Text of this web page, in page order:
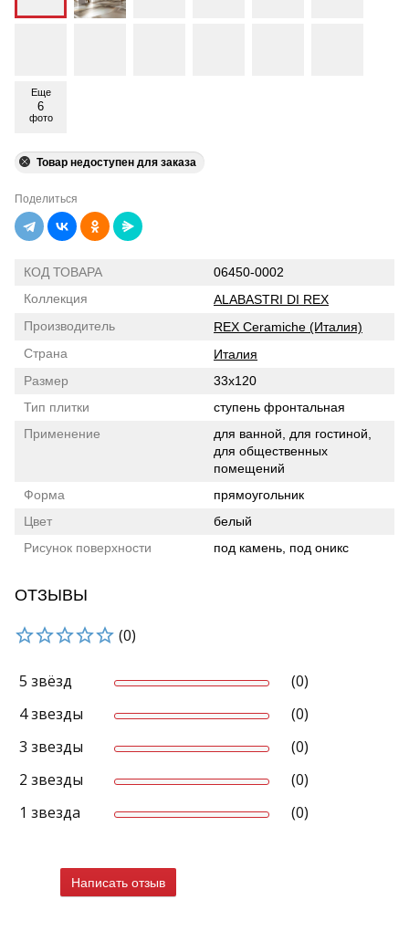
Еще
6
фото
Товар недоступен для заказа
Поделиться
КОД ТОВАРА
06450-0002
Коллекция
ALABASTRI DI REX
Производитель
REX Ceramiche (Италия)
Страна
Италия
Размер
33x120
Тип плитки
ступень фронтальная
Применение
для ванной, для гостиной,
для общественных
помещений
Форма
прямоугольник
Цвет
белый
Рисунок поверхности
под камень, под оникс
ОТЗЫВЫ
(0)
5 звёзд
(0)
4 звезды
(0)
3 звезды
(0)
2 звезды
(0)
1 звезда
(0)
Написать отзыв